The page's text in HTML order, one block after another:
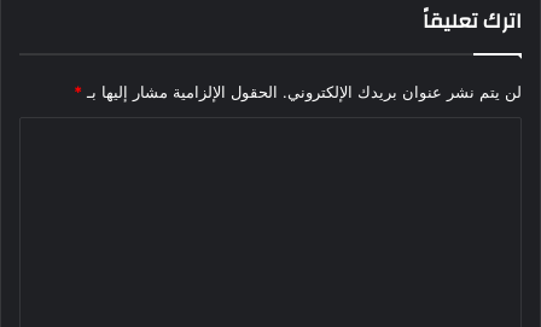
اترك تعليقاً
لن يتم نشر عنوان بريدك الإلكتروني. الحقول الإلزامية مشار إليها بـ *